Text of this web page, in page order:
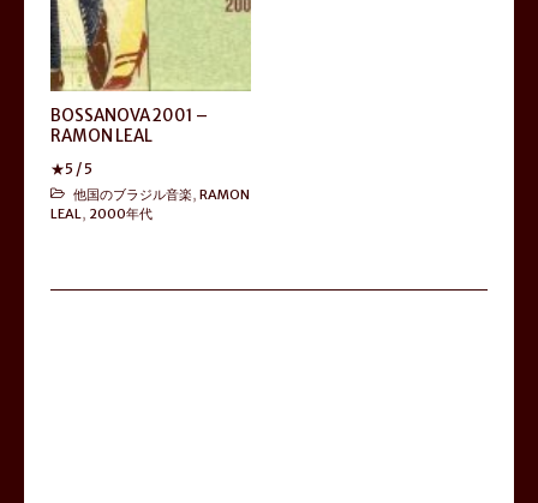
BOSSANOVA 2001 –
RAMON LEAL
★5 / 5
他国のブラジル音楽 ,RAMON
LEAL
2000年代